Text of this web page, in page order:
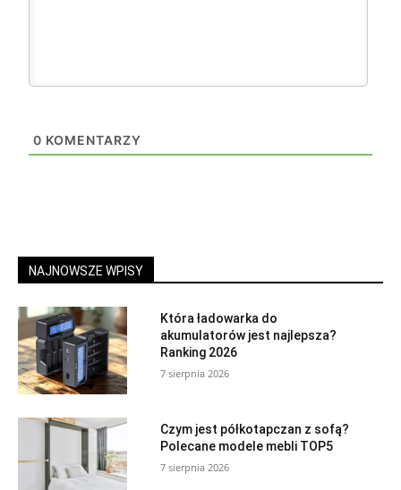
0 KOMENTARZY
NAJNOWSZE WPISY
Która ładowarka do
akumulatorów jest najlepsza?
Ranking 2026
7 sierpnia 2026
Czym jest półkotapczan z sofą?
Polecane modele mebli TOP5
7 sierpnia 2026